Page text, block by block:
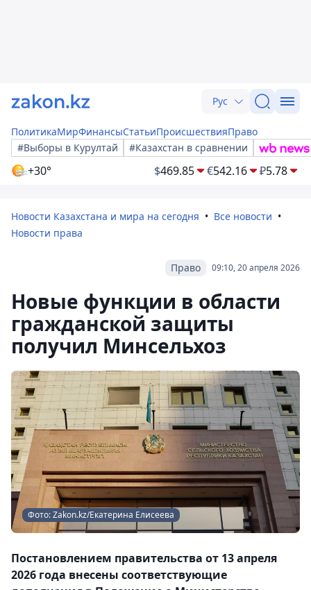
Рус
ПолитикаМирФинансыСтатьиПроисшествияПраво
#Выборы в Курултай
#Казахстан в сравнении
+30° $469.85 €542.16 ₽5.78
Новости Казахстана и мира на сегодня
Все новости
Новости права
09:10, 20 апреля 2026
Право
Новые функции в области
гражданской защиты
получил Минсельхоз
Фото: Zakon.kz/Екатерина Елисеева
Постановлением правительства от 13 апреля
2026 года внесены соответствующие